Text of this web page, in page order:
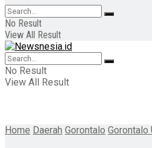
No Result
View All Result
No Result
View All Result
Home Daerah Gorontalo Gorontalo